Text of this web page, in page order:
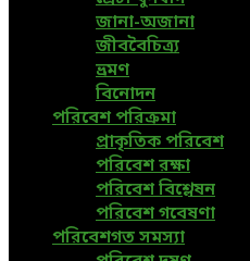
জানা-অজানা
জীববৈচিত্র্য
ভ্রমণ
বিনোদন
পরিবেশ পরিক্রমা
প্রাকৃতিক পরিবেশ
পরিবেশ রক্ষা
পরিবেশ বিশ্লেষন
পরিবেশ গবেষণা
পরিবেশগত সমস্যা